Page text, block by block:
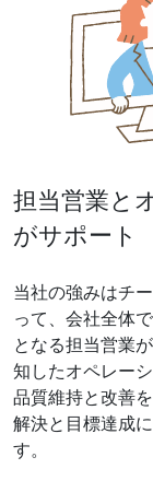
担当営業と
がサポート
当社の強みはチ
って、会社全体
となる担当営業
知したオペレー
品質維持と改善
解決と目標達成
す。